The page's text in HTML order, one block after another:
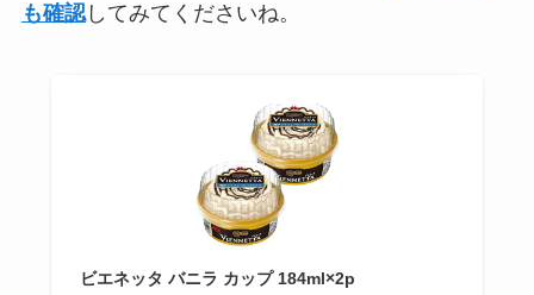
も確認してみてくださいね。
ビエネッタ バニラ カップ 184ml×2p